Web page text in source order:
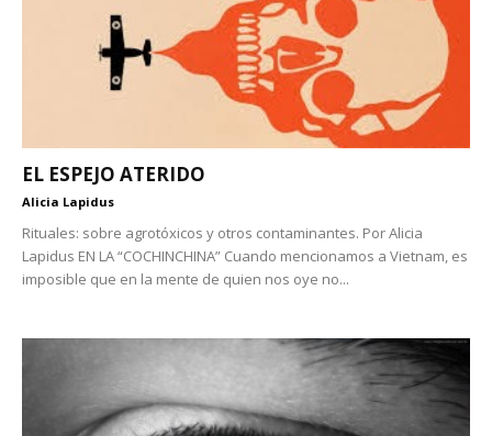
EL ESPEJO ATERIDO
Alicia Lapidus
Rituales: sobre agrotóxicos y otros contaminantes. Por Alicia
Lapidus EN LA “COCHINCHINA” Cuando mencionamos a Vietnam, es
imposible que en la mente de quien nos oye no...